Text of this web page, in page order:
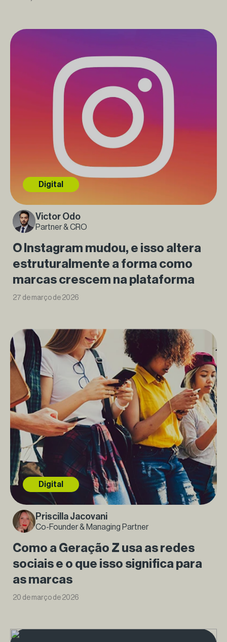
Digital
Victor Odo
Partner & CRO
O Instagram mudou, e isso altera
estruturalmente a forma como
marcas crescem na plataforma
27 de março de 2026
Digital
Priscilla Jacovani
Co-Founder & Managing Partner
Como a Geração Z usa as redes
sociais e o que isso significa para
as marcas
20 de março de 2026